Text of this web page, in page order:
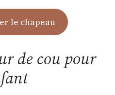
le chapeau
de cou pour